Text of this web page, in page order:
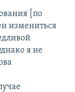
[по
измениться
я не